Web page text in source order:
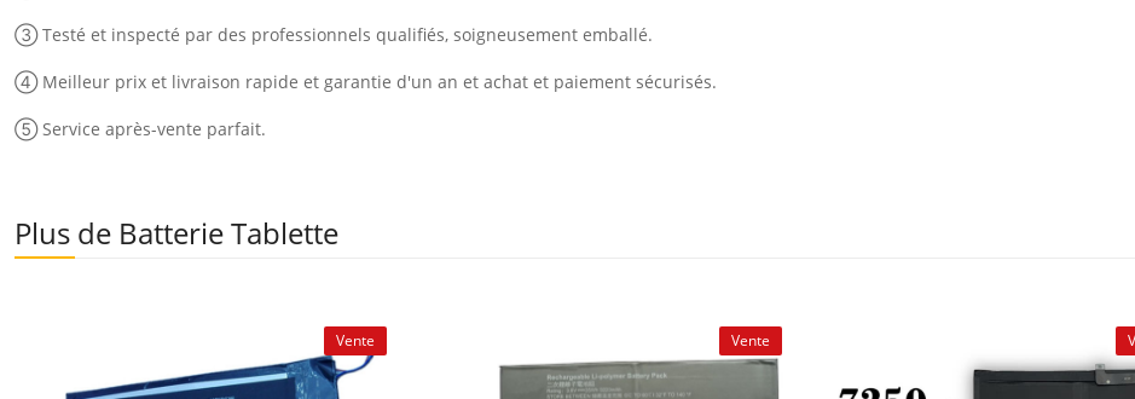
③ Testé et inspecté par des professionnels qualifiés, soigneusement emballé.
④ Meilleur prix et livraison rapide et garantie d'un an et achat et paiement sécurisés.
⑤ Service après-vente parfait.
Plus de Batterie Tablette
Vente Vente